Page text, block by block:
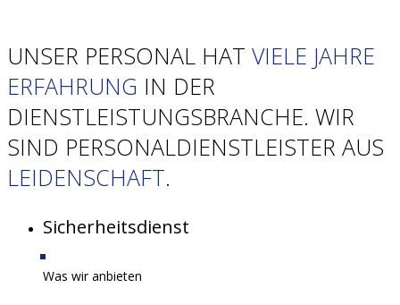
UNSER PERSONAL HAT VIELE JAHRE
ERFAHRUNG IN DER
DIENSTLEISTUNGSBRANCHE. WIR
SIND PERSONALDIENSTLEISTER AUS
LEIDENSCHAFT.
Sicherheitsdienst
Was wir anbieten